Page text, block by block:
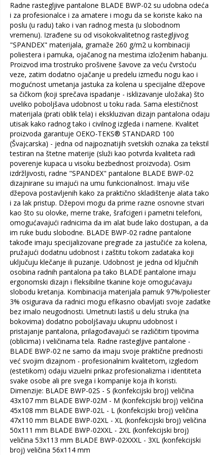
Radne rastegljive pantalone BLADE BWP-02 su udobna odeća
i za profesionalce i za amatere i mogu da se koriste kako na
poslu (u radu) tako i van radnog mesta (u slobodnom
vremenu). Izrađene su od visokokvalitetnog rastegljivog
"SPANDEX" materijala, gramaže 260 g/m2 u kombinaciji
poliestera i pamuka, ojačanog na mestima izloženim habanju.
Proizvod ima trostruko prošivene šavove za veću čvrstoću
veze, zatim dodatno ojačanje u predelu između nogu kao i
mogućnost umetanja jastuka za kolena u specijalne džepove
sa čičkom (koji sprečava ispadanje - isklizavanje uložaka) što
uveliko poboljšava udobnost u toku rada. Sama elestičnost
materijala (prati oblik tela) i ekskluzivan dizajn pantalona odaju
utisak kako radnog tako i civilnog izgleda i namene. Kvalitet
proizvoda garantuje OEKO-TEKS® STANDARD 100
(Švajcarska) - jedna od najpoznatijih svetskih oznaka za tekstil
testiran na štetne materije (služi kao potvrda kvaliteta radi
poverenje kupaca u visoku bezbednost proizvoda). Osim
izdržljivosti, radne "SPANDEX" pantalone BLADE BWP-02
dizajnirane su imajući na umu funkcionalnost. Imaju više
džepova postavljenih kako za praktično skladištenje alata tako
i za lak pristup. Džepovi mogu da prime razne osnovne stvari
kao što su olovke, merne trake, šrafcigeri i pametni telefoni,
omogućavajući radnicima da im alat bude lako dostupan, a da
im ruke budu slobodne. BLADE BWP-02 radne pantalone
takođe imaju specijalizovane pregrade za jastučiće za kolena,
pružajući dodatnu udobnost i zaštitu tokom zadataka koji
uključuju klečanje ili puzanje. Udobnost je jedna od ključnih
osobina radnih pantalona pa tako BLADE pantalone imaju
ergonomski dizajn i fleksibilne tkanine koje omogućavaju
slobodu kretanja. Kombinacija materijala pamuk 97%/poliester
3% osigurava da radnici mogu efikasno obavljati svoje zadatke
bez imalo neugodnosti. Umetnuti lastiš u delu struka (na
bokovima) dodatno poboljšavaju ukupnu udobnost i
pristajanje pantalona, prilagođavajući se različitim tipovima
(oblicima) i veličinama tela. Radne rastegljive pantalone -
BLADE BWP-02 ne samo da imaju svoje praktične prednosti
već svojim dizajnom - profesionalnim kvalitetom, izgledom
(estetikom) odaju vizuelni prikaz profesionalizma i identiteta
svake osobe ali pre svega i kompanije koja ih koristi.
Dimenzije: BLADE BWP-02S - S (konfekcijski broj) veličina
43x107 mm BLADE BWP-02M - M (konfekcijski broj) veličina
45x108 mm BLADE BWP-02L - L (konfekcijski broj) veličina
47x110 mm BLADE BWP-02XL - XL (konfekcijski broj) veličina
50x111 mm BLADE BWP-02XXL - 2XL (konfekcijski broj)
veličina 53x113 mm BLADE BWP-02XXXL - 3XL (konfekcijski
broj) veličina 56x114 mm